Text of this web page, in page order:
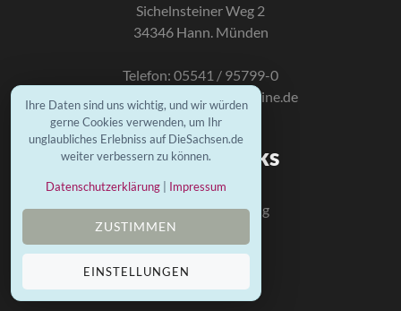
Sichelnsteiner Weg 2
34346 Hann. Münden
Telefon: 05541 / 95799-0
info@mundus-online.de
Wichtige Links
Kontakt
Datenschutzerklärung
Impressum
Mundus Homepage
Ihre Daten sind uns wichtig, und wir würden
gerne Cookies verwenden, um Ihr
unglaubliches Erlebniss auf DieSachsen.de
weiter verbessern zu können.
Datenschutzerklärung Impressum
ZUSTIMMEN
EINSTELLUNGEN